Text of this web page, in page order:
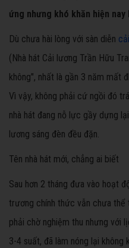
ứng nhưng khó khăn hiện
Dù chưa hài lòng với sàn diễn
(Nhà hát Cải lương Trần Hữu
không", nhất là gần 3 năm mất
Vì vậy, không phải cứ ngồi đó
nhà hát đang nỗ lực gầy dựng
lương sáng đèn đều đặn.
Tên nhà hát mới, chẳng ai biết
Sau hơn 2 tháng đưa vào hoạt
trương chính thức vẫn chưa thể
phải chờ nghiệm thu nhưng với
3-4 suất, đã làm nóng lại không